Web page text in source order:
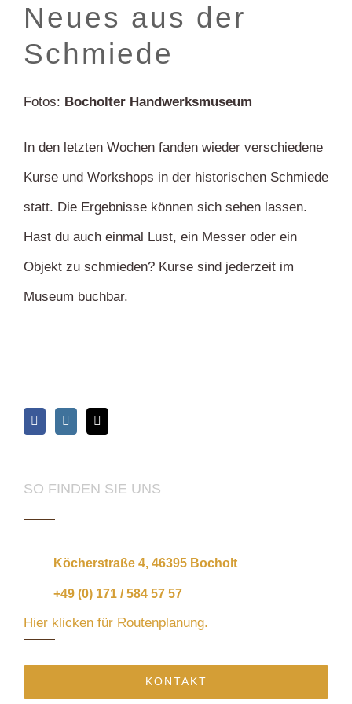
Neues aus der
Schmiede
Fotos: Bocholter Handwerksmuseum
In den letzten Wochen fanden wieder verschiedene
Kurse und Workshops in der historischen Schmiede
statt. Die Ergebnisse können sich sehen lassen.
Hast du auch einmal Lust, ein Messer oder ein
Objekt zu schmieden? Kurse sind jederzeit im
Museum buchbar.
SO FINDEN SIE UNS
Köcherstraße 4, 46395 Bocholt
+49 (0) 171 / 584 57 57
Hier klicken für Routenplanung.
KONTAKT